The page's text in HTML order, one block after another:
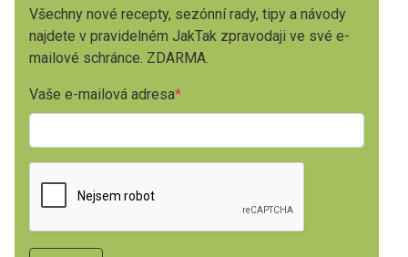
Všechny nové recepty, sezónní rady, tipy a návody
najdete v pravidelném JakTak zpravodaji ve své e-
mailové schránce. ZDARMA.
Vaše e-mailová adresa